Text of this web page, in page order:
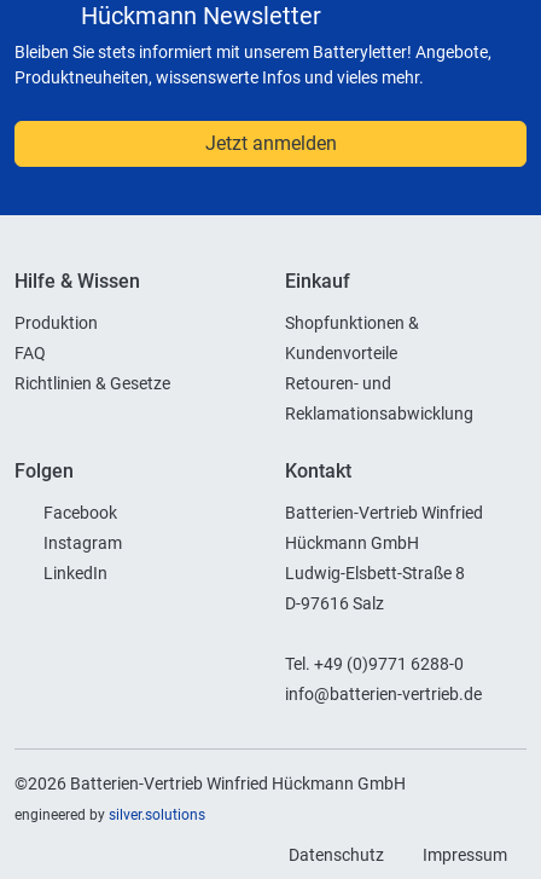
Hückmann Newsletter
Bleiben Sie stets informiert mit unserem Batteryletter! Angebote,
Produktneuheiten, wissenswerte Infos und vieles mehr.
Jetzt anmelden
Hilfe & Wissen
Produktion
FAQ
Richtlinien & Gesetze
Einkauf
Shopfunktionen &
Kundenvorteile
Retouren- und
Reklamationsabwicklung
Folgen
Facebook
Instagram
LinkedIn
Kontakt
Batterien-Vertrieb Winfried
Hückmann GmbH
Ludwig-Elsbett-Straße 8
D-97616 Salz
Tel. +49 (0)9771 6288-0
info@batterien-vertrieb.de
©2026 Batterien-Vertrieb Winfried Hückmann GmbH
engineered by silver.solutions
Datenschutz Impressum